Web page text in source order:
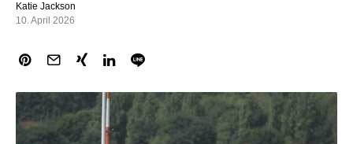
Katie Jackson
10. April 2026